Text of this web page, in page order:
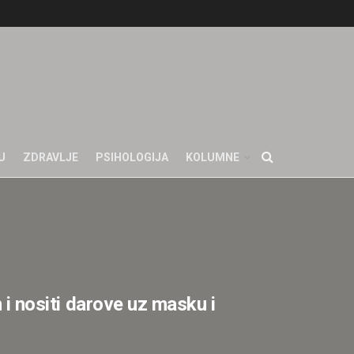
ZDRAVLJE PSIHOLOGIJA KOLUMNE
i nositi darove uz masku i